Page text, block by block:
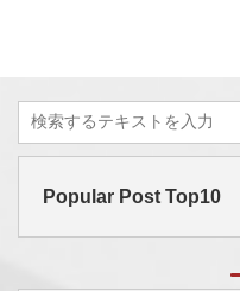
Popular Post Top10